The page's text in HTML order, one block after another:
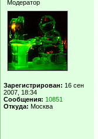
Модератор
Зарегистрирован: 16 сен
2007, 18:34
Сообщения: 10851
Откуда: Москва